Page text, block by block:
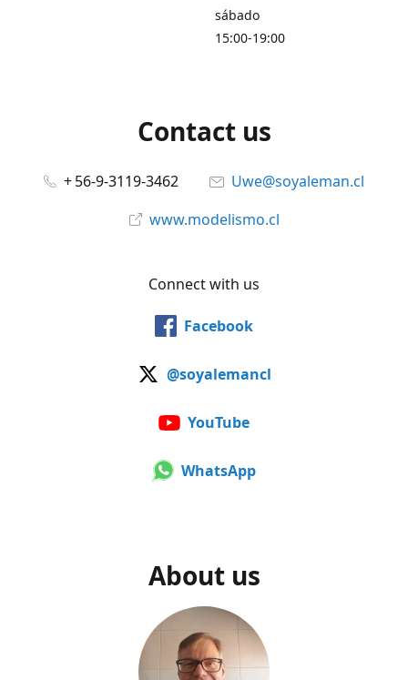
sábado
15:00-19:00
Contact us
+ 56-9-3119-3462
Uwe@soyaleman.cl
www.modelismo.cl
Connect with us
Facebook
@soyalemancl
YouTube
WhatsApp
About us